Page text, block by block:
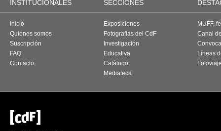
INSTITUCIONALES SECCIONES
Inicio
Quiénes somos
Suscripción
FAQ
Contacto
Exposiciones
Fotografías del CdF
Investigación
Educativa
Catálogo
Mediateca
MUFF,
Canal
Líneas